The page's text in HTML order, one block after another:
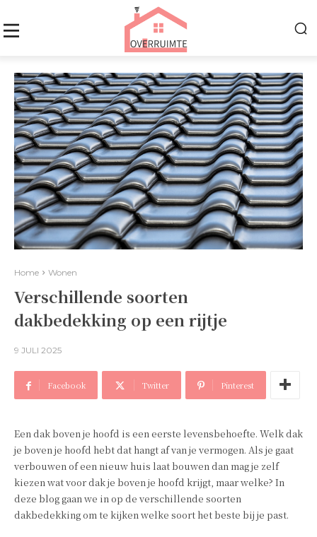
Home Wonen
Verschillende soorten
dakbedekking op een rijtje
9 JULI 2025
Facebook Twitter Pinterest
Een dak boven je hoofd is een eerste levensbehoefte. Welk dak
je boven je hoofd hebt dat hangt af van je vermogen. Als je gaat
verbouwen of een nieuw huis laat bouwen dan mag je zelf
kiezen wat voor dak je boven je hoofd krijgt, maar welke? In
deze blog gaan we in op de verschillende soorten
dakbedekking om te kijken welke soort het beste bij je past.